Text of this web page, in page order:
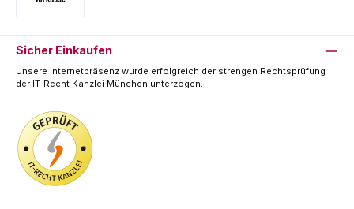
Sicher Einkaufen
Unsere Internetpräsenz wurde erfolgreich der strengen Rechtsprüfung
der IT-Recht Kanzlei München unterzogen.